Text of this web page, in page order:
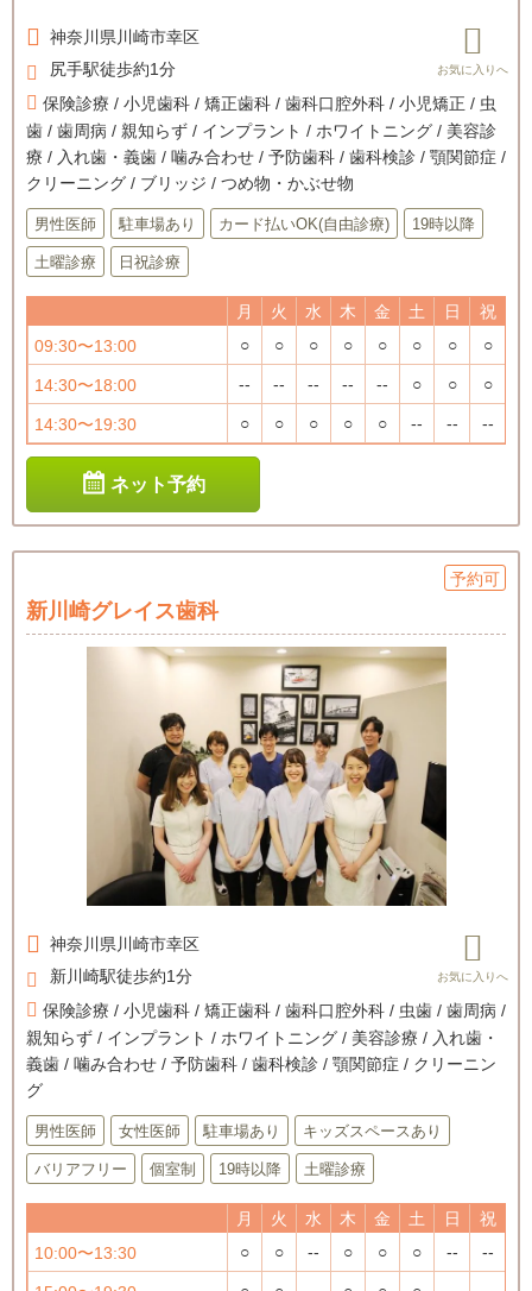
神奈川県 川崎市幸区
尻手駅徒歩約1分
保険診療 / 小児歯科 / 矯正歯科 / 歯科口腔外科 / 小児矯正 / 虫
歯 / 歯周病 / 親知らず / インプラント / ホワイトニング / 美容診
療 / 入れ歯・義歯 / 噛み合わせ / 予防歯科 / 歯科検診 / 顎関節症 /
クリーニング / ブリッジ / つめ物・かぶせ物
男性医師 駐車場あり カード払いOK(自由診療) 19時以降
土曜診療 日祝診療
月 火 水 木 金 土 日
祝
09:30〜13:00
○ ○ ○ ○ ○ ○ ○ ○
14:30〜18:00 -- -- -- -- -- ○ ○ ○
14:30〜19:30 ○ ○ ○ ○ ○ -- -- --
ネット予約
予約可
新川崎グレイス歯科
神奈川県 川崎市幸区
新川崎駅徒歩約1分
保険診療 / 小児歯科 / 矯正歯科 / 歯科口腔外科 / 虫歯 / 歯周病 /
親知らず / インプラント / ホワイトニング / 美容診療 / 入れ歯・
義歯 / 噛み合わせ / 予防歯科 / 歯科検診 / 顎関節症 / クリーニン
グ
男性医師 女性医師 駐車場あり キッズスペースあり
バリアフリー 個室制 19時以降 土曜診療
月 火 水 木 金 土 日
祝
10:00〜13:30
○ ○ -- ○ ○ ○ -- --